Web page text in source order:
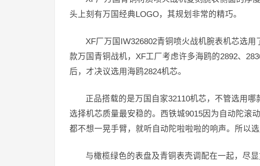
头上刻有万国经典LOGO，其规划非常的精巧。
XF厂万国IW326802青铜喷火战机腕表机芯选
款万国青铜战机，XF工厂考虑许多海鸥的2892、
后，才决议选用海鸥2824机芯。
正品搭载的是万国自家32110机芯，不管选用
选择机芯质量最安稳的。西铁城9015因为自动陀滚
都不想一晃手臂，就听自动陀啦啦啦的响声。所以
与橄榄绿色的表盘及青铜表壳调配在一起，尽